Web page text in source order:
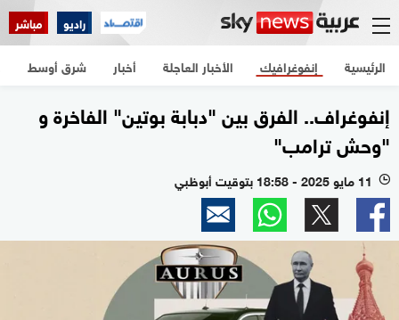
راديو مباشر
الرئيسية الأخبار العاجلة أخبار شرق أوسط إنفوغرافيك
إنفوغراف.. الفرق بين "دبابة بوتين" الفاخرة و
"وحش ترامب"
l 11 مايو 2025 - 18:58 بتوقيت أبوظبي